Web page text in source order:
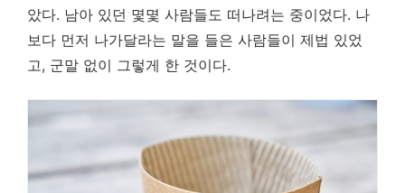
았다. 남아 있던 몇몇 사람들도 떠나려는 중이었다. 나
보다 먼저 나가달라는 말을 들은 사람들이 제법 있었
고, 군말 없이 그렇게 한 것이다.